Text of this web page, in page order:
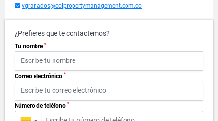
vgranados@colpropertymanagement.com.co
¿Prefieres que te contactemos?
Tu nombre *
Correo electrónico *
Número de teléfono *
▼